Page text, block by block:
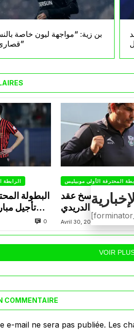
بن زية: “مواجهة ليون خاصة
قصارى جهدي للفوز بها”
الرابطة
البطولة
تأجيل
0
المحترفة الأولى موبيليس
يفسخ عقد
لسعد الدريدي
بالتراضي
Avril 30, 2026
VOIR
COMMENTAIRE
e-mail ne sera pas publiée. Les